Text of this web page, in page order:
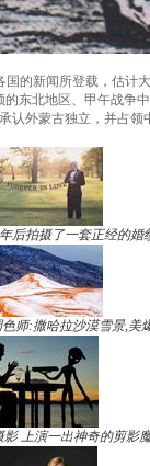
的新闻所登载，估
东北地区、甲午战争
认外蒙古独立，并占
后拍摄了一套正经的婚
师:撒哈拉沙漠雪景,美
影 上演一出神奇的剪影